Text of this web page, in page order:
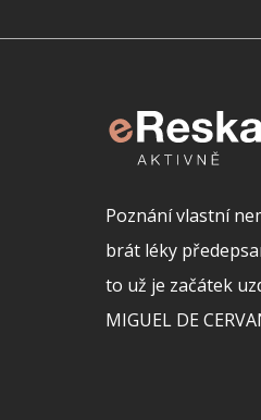
Poznání vlastní
brát léky
to už je začátek
MIGUEL DE